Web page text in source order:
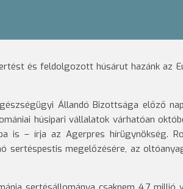
és feldolgozott húsárut hazánk az
Állandó Bizottsága előző
húsipari vállalatok várhatóan
is – írja az Agerpres hírügynökség.
sertéspestis megelőzésére, az